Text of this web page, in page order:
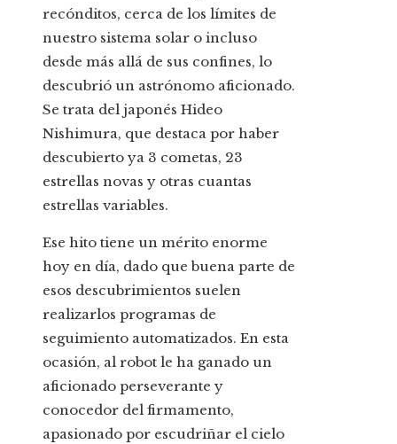
recónditos, cerca de los límites de
nuestro sistema solar o incluso
desde más allá de sus confines, lo
descubrió un astrónomo aficionado.
Se trata del japonés Hideo
Nishimura, que destaca por haber
descubierto ya 3 cometas, 23
estrellas novas y otras cuantas
estrellas variables.
Ese hito tiene un mérito enorme
hoy en día, dado que buena parte de
esos descubrimientos suelen
realizarlos programas de
seguimiento automatizados. En esta
ocasión, al robot le ha ganado un
aficionado perseverante y
conocedor del firmamento,
apasionado por escudriñar el cielo